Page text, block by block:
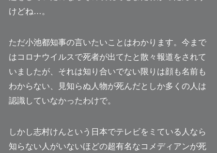
けどね…。
ただ小池都知事の言いたいことはわかります。今まで
はコロナウイルスで死者が出てたと散々報道をされて
いましたが、それは知り合いでない限りは顔も名前も
わからない、見知らぬ人物が死んだとしか多くの人は
認識していなかったわけで。
しかし志村けんという日本でテレビをミている人なら
知らない人がいないほどの超有名なコメディアンが死